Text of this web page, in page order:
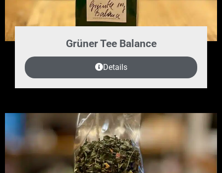
Grüner Tee Balance
Details